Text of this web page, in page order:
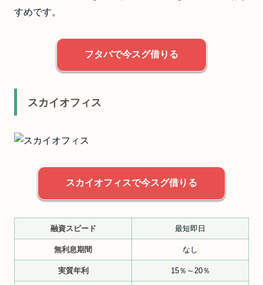
すめです。
フタバで今スグ借りる
スカイオフィス
スカイオフィスで今スグ借りる
融資スピード 最短即日
無利息期間 なし
実質年利 15％～20％